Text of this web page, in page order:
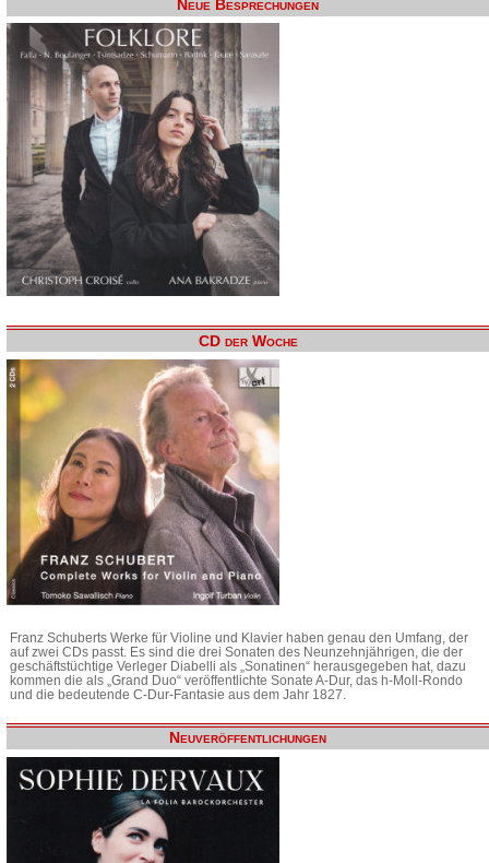
Neue Besprechungen
CD der Woche
Franz Schuberts Werke für Violine und Klavier haben genau den Umfang, der
auf zwei CDs passt. Es sind die drei Sonaten des Neunzehnjährigen, die der
geschäftstüchtige Verleger Diabelli als „Sonatinen“ herausgegeben hat, dazu
kommen die als „Grand Duo“ veröffentlichte Sonate A-Dur, das h-Moll-Rondo
und die bedeutende C-Dur-Fantasie aus dem Jahr 1827.
Neuveröffentlichungen